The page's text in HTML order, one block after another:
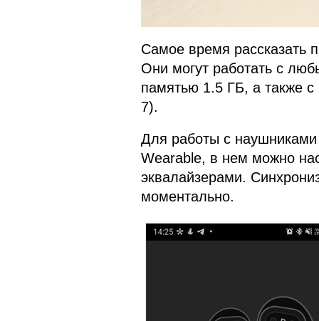
Самое время рассказать
Они могут работать с
памятью 1.5 ГБ, а также
7).
Для работы с наушниками
Wearable, в нем можно
эквалайзерами.
моментально.